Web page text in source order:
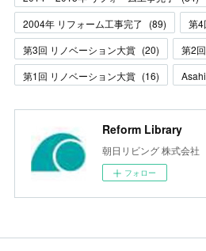
2004年 リフォーム工事完了
(89) 第4
第3回 リノベーション大賞 (20) 第2
第1回 リノベーション大賞 (16)
Reform Library
朝日リビング 株式会社
フォロー